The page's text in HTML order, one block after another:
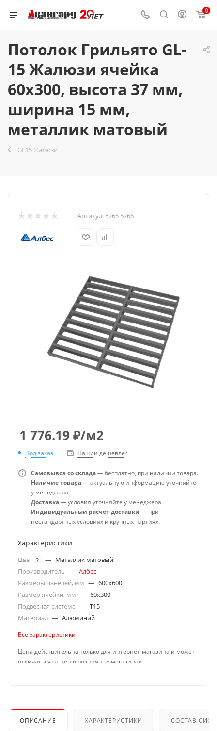
0
Потолок Грильято GL-
15 Жалюзи ячейка
60x300, высота 37 мм,
ширина 15 мм,
металлик матовый
GL15 Жалюзи
Артикул: 5265 5266
1 776.19 ₽/м2
Под заказ Нашли дешевле?
Самовывоз со склада— бесплатно, при наличии товара.
Наличие товара— актуальную информацию уточняйте
у менеджера.
Доставка— условия уточняйте у менеджера.
Индивидуальный расчёт доставки — при
нестандартных условиях и крупных партиях.
Характеристики
Цвет ? — Металлик матовый
Производитель — Албес
Размеры панелей, мм — 600x600
Размер ячейки, мм — 60x300
Подвесная система — T15
Материал — Алюминий
Все характеристики
Цена действительна только для интернет-магазина и может
отличаться от цен в розничных магазинах
ОПИСАНИЕ ХАРАКТЕРИСТИКИ СОСТАВ